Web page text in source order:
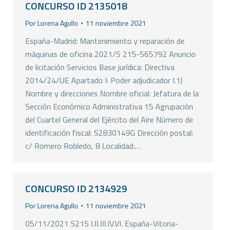
CONCURSO ID 2135018
PorLorena Agullo 11 noviembre 2021
España-Madrid: Mantenimiento y reparación de
máquinas de oficina 2021/S 215-565792 Anuncio
de licitación Servicios Base jurídica: Directiva
2014/24/UE Apartado I: Poder adjudicador I.1)
Nombre y direcciones Nombre oficial: Jefatura de la
Sección Económico Administrativa 15 Agrupación
del Cuartel General del Ejército del Aire Número de
identificación fiscal: S2830149G Dirección postal:
c/ Romero Robledo, 8 Localidad:…
CONCURSO ID 2134929
PorLorena Agullo 11 noviembre 2021
05/11/2021 S215 I.II.III.IV.VI. España-Vitoria-